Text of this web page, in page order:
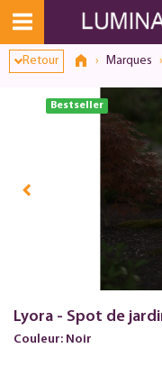
Retour Marques
Bestseller
Lyora - Spot de
Couleur: Noir